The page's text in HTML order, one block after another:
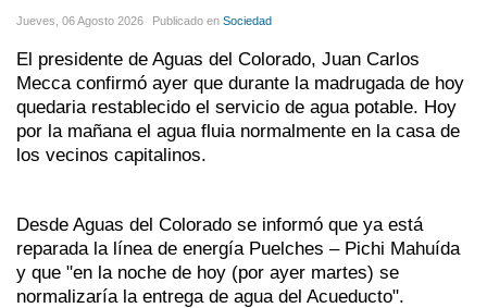
Jueves, 06 Agosto 2026 Publicado en Sociedad
El presidente de Aguas del Colorado, Juan Carlos
Mecca confirmó ayer que durante la madrugada de hoy
quedaria restablecido el servicio de agua potable. Hoy
por la mañana el agua fluia normalmente en la casa de
los vecinos capitalinos.
Desde Aguas del Colorado se informó que ya está
reparada la línea de energía Puelches – Pichi Mahuída
y que "en la noche de hoy (por ayer martes) se
normalizaría la entrega de agua del Acueducto".